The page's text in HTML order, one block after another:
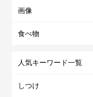
メス犬がオス犬を受
起こり、その後60
あたります。オス犬
画像
食べ物
人気キーワード一覧
しつけ